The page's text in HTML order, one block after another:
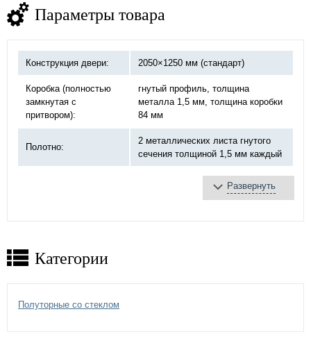
Параметры товара
Конструкция двери: 2050×1250 мм (стандарт)
Коробка (полностью
замкнутая с
притвором):
гнутый профиль, толщина
металла 1,5 мм, толщина коробки
84 мм
Полотно:
2 металлических листа гнутого
сечения толщиной 1,5 мм каждый
базальтовая плита
терморасширяющаяся
Петли:
Развернуть
Категории
Полуторные со стеклом